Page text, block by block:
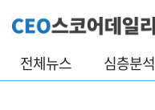
전체뉴스 심층분석